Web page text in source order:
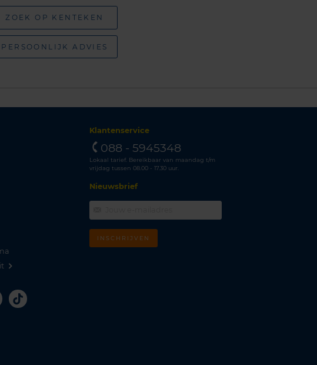
ZOEK OP KENTEKEN
PERSOONLIJK ADVIES
Tiktok
Klantenservice
088 - 5945348
Lokaal tarief. Bereikbaar van maandag t/m
vrijdag tussen 08.00 - 17.30 uur.
Nieuwsbrief
INSCHRIJVEN